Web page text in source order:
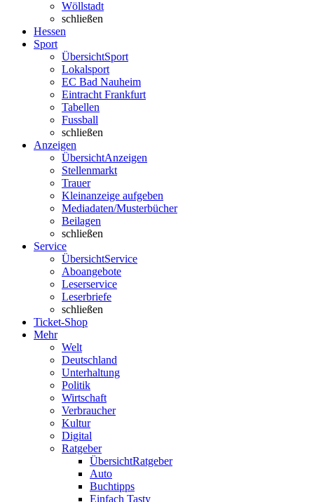
Wöllstadt
schließen
Hessen
Sport
ÜbersichtSport
Lokalsport
EC Bad Nauheim
Eintracht Frankfurt
Tabellen
Fussball
schließen
Anzeigen
ÜbersichtAnzeigen
Stellenmarkt
Trauer
Kleinanzeige aufgeben
Mediadaten/Musterbücher
Beilagen
schließen
Service
ÜbersichtService
Aboangebote
Leserservice
Leserbriefe
schließen
Ticket-Shop
Mehr
Welt
Deutschland
Unterhaltung
Politik
Wirtschaft
Verbraucher
Kultur
Digital
Ratgeber
ÜbersichtRatgeber
Auto
Buchtipps
Einfach Tasty